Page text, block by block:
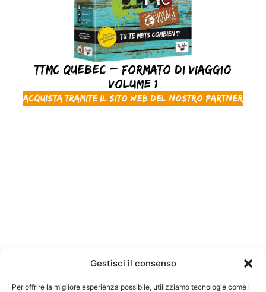
Gestisci il consenso
Per offrire la migliore esperienza possibile, utilizziamo tecnologie come i
TTMC Quebec – Formato di viaggio
Volume 1
Acquista tramite il sito web del nostro partner